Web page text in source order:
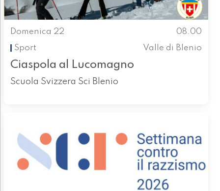
Domenica 22
08.00
Sport
Valle di Blenio
Ciaspola al Lucomagno
Scuola Svizzera Sci Blenio